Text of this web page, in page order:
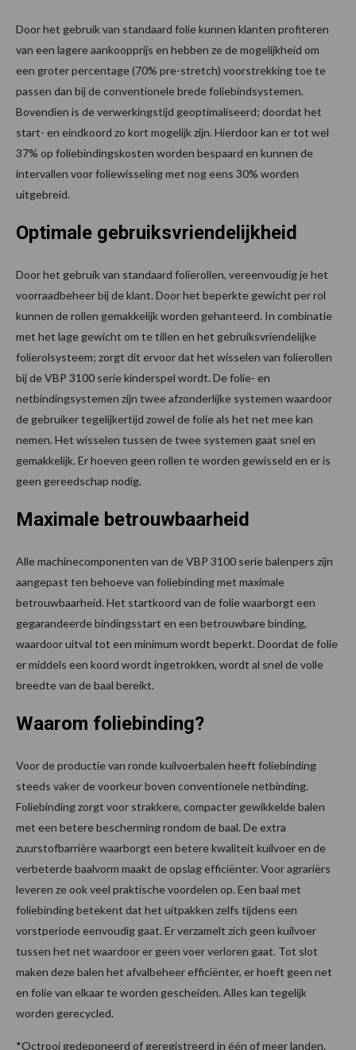
Door het gebruik van standaard folie kunnen klanten profiteren
van een lagere aankoopprijs en hebben ze de mogelijkheid om
een groter percentage (70% pre-stretch) voorstrekking toe te
passen dan bij de conventionele brede foliebindsystemen.
Bovendien is de verwerkingstijd geoptimaliseerd; doordat het
start- en eindkoord zo kort mogelijk zijn. Hierdoor kan er tot wel
37% op foliebindingskosten worden bespaard en kunnen de
intervallen voor foliewisseling met nog eens 30% worden
uitgebreid.
Optimale gebruiksvriendelijkheid
Door het gebruik van standaard folierollen, vereenvoudig je het
voorraadbeheer bij de klant. Door het beperkte gewicht per rol
kunnen de rollen gemakkelijk worden gehanteerd. In combinatie
met het lage gewicht om te tillen en het gebruiksvriendelijke
folierolsysteem; zorgt dit ervoor dat het wisselen van folierollen
bij de VBP 3100 serie kinderspel wordt. De folie- en
netbindingsystemen zijn twee afzonderlijke systemen waardoor
de gebruiker tegelijkertijd zowel de folie als het net mee kan
nemen. Het wisselen tussen de twee systemen gaat snel en
gemakkelijk. Er hoeven geen rollen te worden gewisseld en er is
geen gereedschap nodig.
Maximale betrouwbaarheid
Alle machinecomponenten van de VBP 3100 serie balenpers zijn
aangepast ten behoeve van foliebinding met maximale
betrouwbaarheid. Het startkoord van de folie waarborgt een
gegarandeerde bindingsstart en een betrouwbare binding,
waardoor uitval tot een minimum wordt beperkt. Doordat de folie
er middels een koord wordt ingetrokken, wordt al snel de volle
breedte van de baal bereikt.
Waarom foliebinding?
Voor de productie van ronde kuilvoerbalen heeft foliebinding
steeds vaker de voorkeur boven conventionele netbinding.
Foliebinding zorgt voor strakkere, compacter gewikkelde balen
met een betere bescherming rondom de baal. De extra
zuurstofbarrière waarborgt een betere kwaliteit kuilvoer en de
verbeterde baalvorm maakt de opslag efficiënter. Voor agrariërs
leveren ze ook veel praktische voordelen op. Een baal met
foliebinding betekent dat het uitpakken zelfs tijdens een
vorstperiode eenvoudig gaat. Er verzamelt zich geen kuilvoer
tussen het net waardoor er geen voer verloren gaat. Tot slot
maken deze balen het afvalbeheer efficiënter, er hoeft geen net
en folie van elkaar te worden gescheiden. Alles kan tegelijk
worden gerecycled.
*Octrooi gedeponeerd of geregistreerd in één of meer landen.